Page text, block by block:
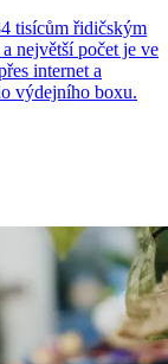
tisícům řidičským
největší počet je ve
internet a
výdejního boxu.